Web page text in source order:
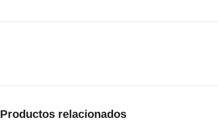
Productos relacionados